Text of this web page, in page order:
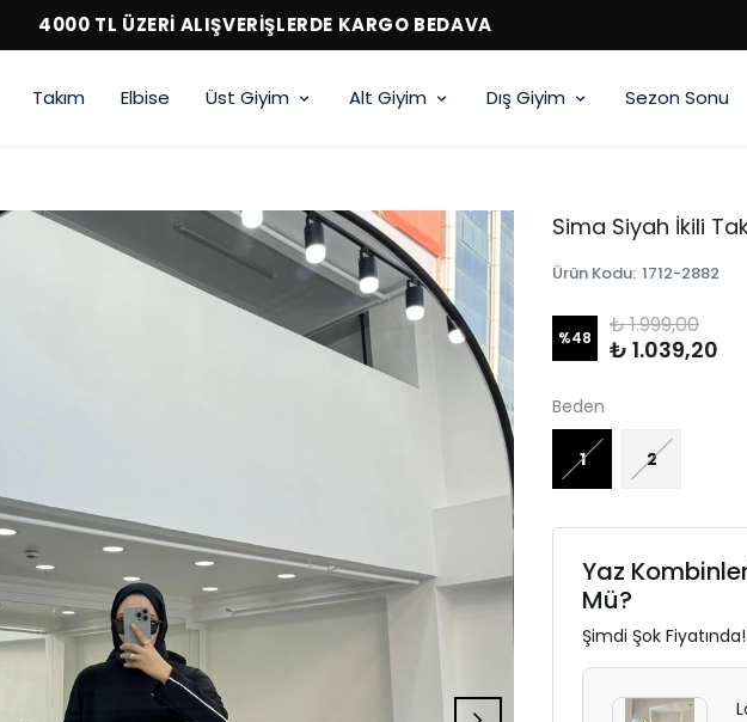
4000 TL ÜZERİ ALIŞVERİŞLERDE KARGO BEDAVA
Takım Elbise Üst Giyim Alt Giyim Dış Giyim Sezon Sonu
Sima Siyah İkili
Ürün Kodu: 1712-2882
%48 ₺ 1.999,00
₺ 1.039,20
Beden
1 2
Yaz
Mü?
Şimdi Şok Fiyatında!